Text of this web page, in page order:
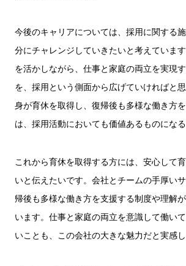
今後のキャリアについては、採用に関する
分にチャレンジしていきたいと考えていま
を活かしながら、仕事と家庭の両立を実現
を、採用という側面から広げていければと
身が育休を取得し、復帰後も多様な働き方
は、採用活動においても価値あるものになる
これから育休を取得する方には、安心して
いと伝えたいです。会社とチームの手厚い
帰後も多様な働き方を支援する制度や理解
います。仕事と家庭の両立を意識して働い
いことも、この会社の大きな魅力だと実感し